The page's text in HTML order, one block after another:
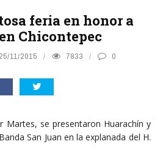
feria en honor a
Chicontepec
25/11/2015 7833 0
Martes, se presentaron Huarachín y
San Juan en la explanada del H.